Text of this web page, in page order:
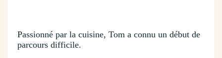
Passionné par la cuisine, Tom a connu un début de
parcours difficile.